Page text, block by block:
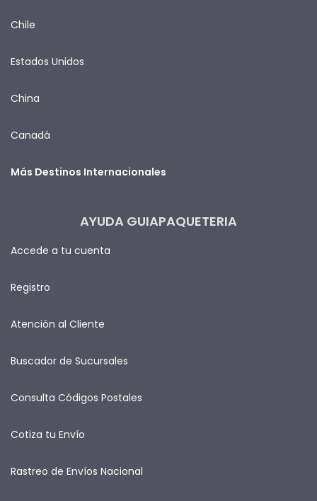
Chile
Estados Unidos
China
Canadá
Más Destinos Internacionales
AYUDA GUIAPAQUETERIA
Accede a tu cuenta
Registro
Atención al Cliente
Buscador de Sucursales
Consulta Códigos Postales
Cotiza tu Envío
Rastreo de Envíos Nacional